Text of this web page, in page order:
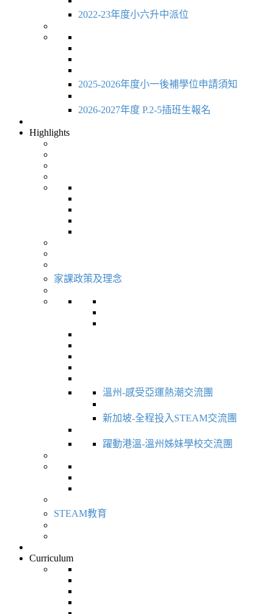
2022-23年度小六升中派位
2025-2026年度小一後補學位申請須知
2026-2027年度 P.2-5插班生報名
Highlights
家課政策及理念
溫州-感受亞運熱潮交流團
新加坡-全程投入STEAM交流團
躍動港溫-溫州姊妹學校交流團
STEAM教育
Curriculum